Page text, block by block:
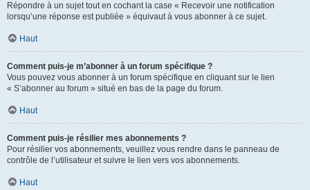
Répondre à un sujet tout en cochant la case « Recevoir une notification
lorsqu’une réponse est publiée » équivaut à vous abonner à ce sujet.
Haut
Comment puis-je m’abonner à un forum spécifique ?
Vous pouvez vous abonner à un forum spécifique en cliquant sur le lien
« S’abonner au forum » situé en bas de la page du forum.
Haut
Comment puis-je résilier mes abonnements ?
Pour résilier vos abonnements, veuillez vous rendre dans le panneau de
contrôle de l’utilisateur et suivre le lien vers vos abonnements.
Haut